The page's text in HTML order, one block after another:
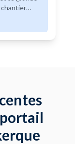
et je le